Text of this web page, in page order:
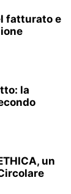
fatturato e
la
un